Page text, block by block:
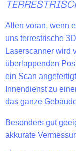
Allen voran, wenn
uns terrestrische
Laserscanner wird
überlappenden
ein Scan
Innendienst zu
das ganze
Besonders gut
akkurate